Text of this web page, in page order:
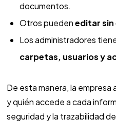
documentos.
Otros puedeneditar sin
Los administradores
carpetas, usuarios y
De esta manera, la
y quién accede a cada
seguridad y la trazabilidad